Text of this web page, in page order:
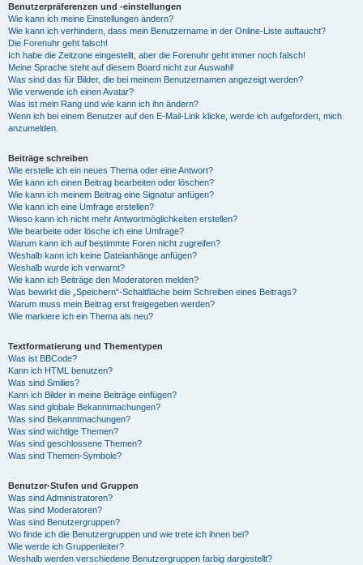
Benutzerpräferenzen und -einstellungen
Wie kann ich meine Einstellungen ändern?
Wie kann ich verhindern, dass mein Benutzername in der Online-Liste auftaucht?
Die Forenuhr geht falsch!
Ich habe die Zeitzone eingestellt, aber die Forenuhr geht immer noch falsch!
Meine Sprache steht auf diesem Board nicht zur Auswahl!
Was sind das für Bilder, die bei meinem Benutzernamen angezeigt werden?
Wie verwende ich einen Avatar?
Was ist mein Rang und wie kann ich ihn ändern?
Wenn ich bei einem Benutzer auf den E-Mail-Link klicke, werde ich aufgefordert, mich
anzumelden.
Beiträge schreiben
Wie erstelle ich ein neues Thema oder eine Antwort?
Wie kann ich einen Beitrag bearbeiten oder löschen?
Wie kann ich meinem Beitrag eine Signatur anfügen?
Wie kann ich eine Umfrage erstellen?
Wieso kann ich nicht mehr Antwortmöglichkeiten erstellen?
Wie bearbeite oder lösche ich eine Umfrage?
Warum kann ich auf bestimmte Foren nicht zugreifen?
Weshalb kann ich keine Dateianhänge anfügen?
Weshalb wurde ich verwarnt?
Wie kann ich Beiträge den Moderatoren melden?
Was bewirkt die „Speichern“-Schaltfläche beim Schreiben eines Beitrags?
Warum muss mein Beitrag erst freigegeben werden?
Wie markiere ich ein Thema als neu?
Textformatierung und Thementypen
Was ist BBCode?
Kann ich HTML benutzen?
Was sind Smilies?
Kann ich Bilder in meine Beiträge einfügen?
Was sind globale Bekanntmachungen?
Was sind Bekanntmachungen?
Was sind wichtige Themen?
Was sind geschlossene Themen?
Was sind Themen-Symbole?
Benutzer-Stufen und Gruppen
Was sind Administratoren?
Was sind Moderatoren?
Was sind Benutzergruppen?
Wo finde ich die Benutzergruppen und wie trete ich ihnen bei?
Wie werde ich Gruppenleiter?
Weshalb werden verschiedene Benutzergruppen farbig dargestellt?